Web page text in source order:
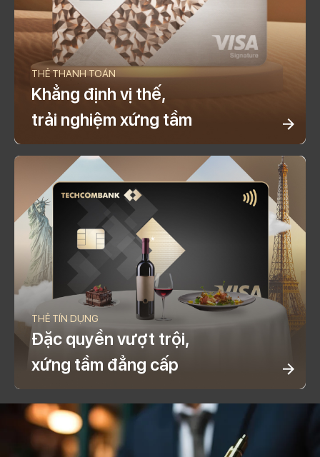
THẺ THANH TOÁN
Khẳng định vị thế,
trải nghiệm xứng tầm
THẺ TÍN DỤNG
Đặc quyền vượt trội,
xứng tầm đẳng cấp